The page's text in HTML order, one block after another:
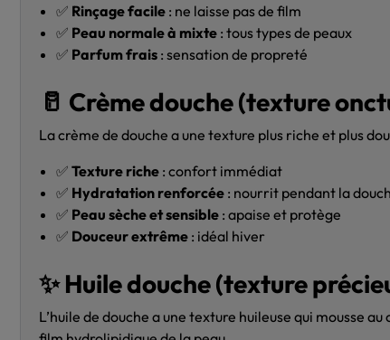
✅ Rinçage facile : ne laisse pas de film
✅ Peau normale à mixte : tous types de peaux
✅ Parfum frais : sensation de propreté
🥛 Crème douche (texture
La crème de douche a une texture plus riche et plus
✅Texture riche : confort immédiat
✅ Hydratation renforcée : nourrit pendant la
✅ Peau sèche et sensible : apaise et protège
✅ Douceur extrême : idéal hiver
✨ Huile douche (texture
L’huile de douche a une texture huileuse qui mousse